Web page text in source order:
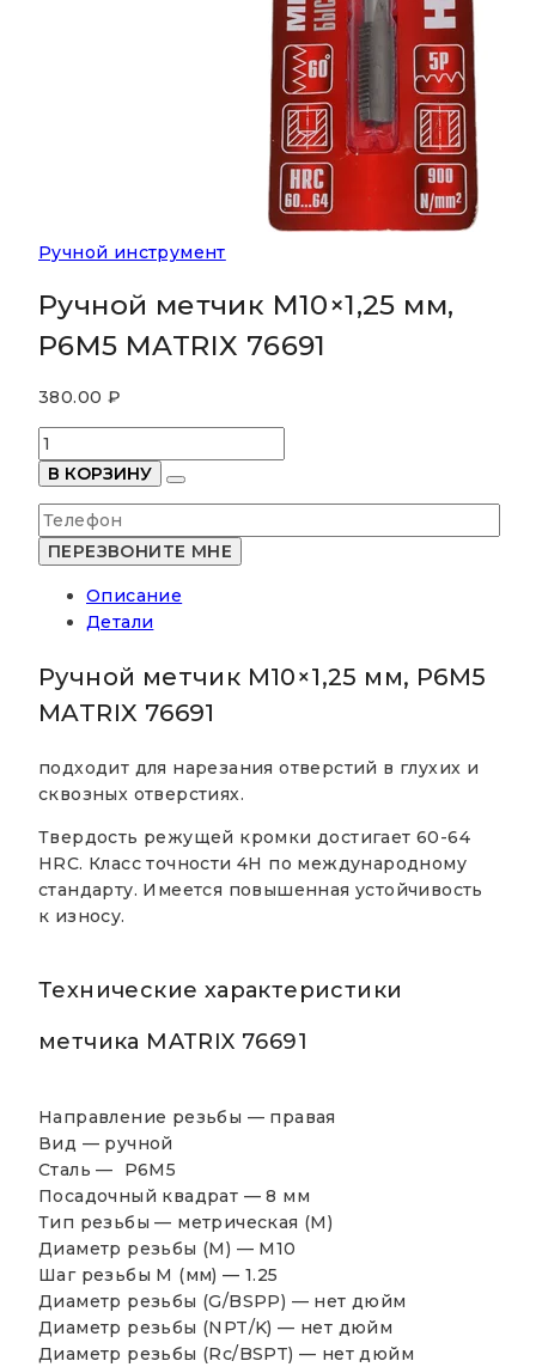
Ручной инструмент
Ручной метчик М10×1,25 мм,
Р6М5 MATRIX 76691
380.00 ₽
Количество
товара
Ручной
метчик
М10x1,25
мм,
Р6М5
MATRIX
В КОРЗИНУ
Описание
Детали
Ручной метчик М10×1,25 мм, Р6М5
MATRIX 76691
подходит для нарезания отверстий в глухих и
сквозных отверстиях.
Твердость режущей кромки достигает 60-64
HRC. Класс точности 4Н по международному
стандарту. Имеется повышенная устойчивость
к износу.
Технические характеристики
метчика MATRIX 76691
Направление резьбы — правая
Вид — ручной
Сталь — P6M5
Посадочный квадрат — 8 мм
Тип резьбы — метрическая (М)
Диаметр резьбы (М) — М10
Шаг резьбы М (мм) — 1.25
Диаметр резьбы (G/BSPP) — нет дюйм
Диаметр резьбы (NPT/K) — нет дюйм
Диаметр резьбы (Rc/BSPT) — нет дюйм